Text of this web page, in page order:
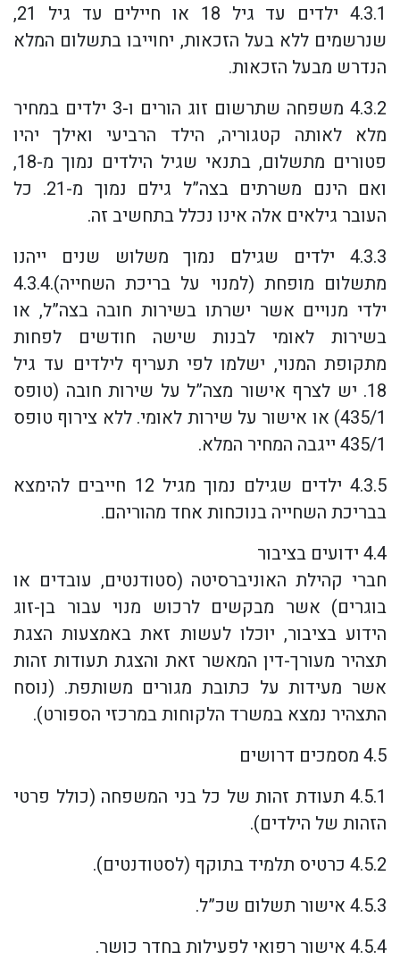
4.3.1 ילדים עד גיל 18 או חיילים עד גיל 21,
שנרשמים ללא בעל הזכאות, יחוייבו בתשלום המלא
הנדרש מבעל הזכאות.
4.3.2 משפחה שתרשום זוג הורים ו-3 ילדים במחיר
מלא לאותה קטגוריה, הילד הרביעי ואילך יהיו
פטורים מתשלום, בתנאי שגיל הילדים נמוך מ-18,
ואם הינם משרתים בצה”ל גילם נמוך מ-21. כל
העובר גילאים אלה אינו נכלל בתחשיב זה.
4.3.3 ילדים שגילם נמוך משלוש שנים ייהנו
מתשלום מופחת (למנוי על בריכת השחייה).4.3.4
ילדי מנויים אשר ישרתו בשירות חובה בצה”ל, או
בשירות לאומי לבנות שישה חודשים לפחות
מתקופת המנוי, ישלמו לפי תעריף לילדים עד גיל
18. יש לצרף אישור מצה”ל על שירות חובה (טופס
435/1) או אישור על שירות לאומי. ללא צירוף טופס
435/1 ייגבה המחיר המלא.
4.3.5 ילדים שגילם נמוך מגיל 12 חייבים להימצא
בבריכת השחייה בנוכחות אחד מהוריהם.
4.4 ידועים בציבור
חברי קהילת האוניברסיטה (סטודנטים, עובדים או
בוגרים) אשר מבקשים לרכוש מנוי עבור בן-זוג
הידוע בציבור, יוכלו לעשות זאת באמצעות הצגת
תצהיר מעורך-דין המאשר זאת והצגת תעודות זהות
אשר מעידות על כתובת מגורים משותפת. (נוסח
התצהיר נמצא במשרד הלקוחות במרכזי הספורט).
4.5 מסמכים דרושים
4.5.1 תעודת זהות של כל בני המשפחה (כולל פרטי
הזהות של הילדים).
4.5.2 כרטיס תלמיד בתוקף (לסטודנטים).
4.5.3 אישור תשלום שכ”ל.
4.5.4 אישור רפואי לפעילות בחדר כושר.